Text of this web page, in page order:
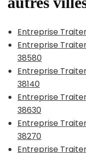
Entreprise
Entreprise
38580
Entreprise
38140
Entreprise
38630
Entreprise
38270
Entreprise